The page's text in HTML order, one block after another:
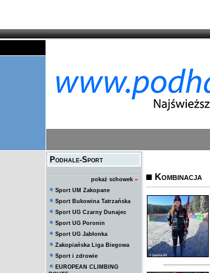
Podhale-Sport
pokaż schowek »
Sport UM Zakopane
Sport Bukowina Tatrzańska
Sport UG Czarny Dunajec
Sport UG Poronin
Sport UG Jabłonka
Zakopiańska Liga Biegowa
Sport i zdrowie
EUROPEAN CLIMBING
Kombinacja